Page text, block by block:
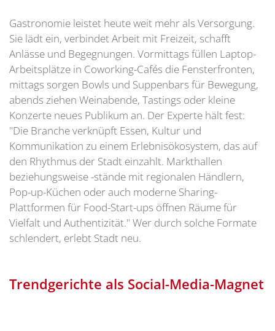
Gastronomie leistet heute weit mehr als Versorgung.
Sie lädt ein, verbindet Arbeit mit Freizeit, schafft
Anlässe und Begegnungen. Vormittags füllen Laptop-
Arbeitsplätze in Coworking-Cafés die Fensterfronten,
mittags sorgen Bowls und Suppenbars für Bewegung,
abends ziehen Weinabende, Tastings oder kleine
Konzerte neues Publikum an. Der Experte hält fest:
"Die Branche verknüpft Essen, Kultur und
Kommunikation zu einem Erlebnisökosystem, das auf
den Rhythmus der Stadt einzahlt. Markthallen
beziehungsweise -stände mit regionalen Händlern,
Pop-up-Küchen oder auch moderne Sharing-
Plattformen für Food-Start-ups öffnen Räume für
Vielfalt und Authentizität." Wer durch solche Formate
schlendert, erlebt Stadt neu.
Trendgerichte als Social-Media-Magnet